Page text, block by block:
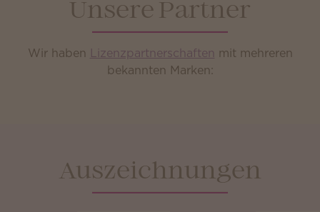
Unsere Partner
Wir haben Lizenzpartnerschaften mit mehreren
bekannten Marken:
Auszeichnungen